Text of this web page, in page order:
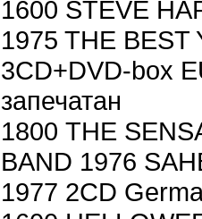
1600 STEVE
1975 THE BEST
3CD+DVD-box
запечатан
1800 THE
BAND 1976
1977 2CD